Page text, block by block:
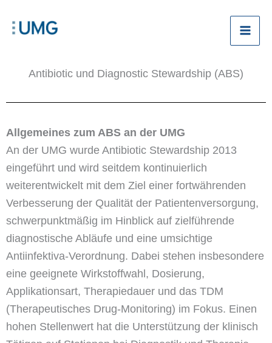
Inhalt
Antibiotic und Diagnostic Stewardship (ABS)
Allgemeines zum ABS an der UMG
An der UMG wurde Antibiotic Stewardship 2013
eingeführt und wird seitdem kontinuierlich
weiterentwickelt mit dem Ziel einer fortwährenden
Verbesserung der Qualität der Patientenversorgung,
schwerpunktmäßig im Hinblick auf zielführende
diagnostische Abläufe und eine umsichtige
Antiinfektiva-Verordnung. Dabei stehen insbesondere
eine geeignete Wirkstoffwahl, Dosierung,
Applikationsart, Therapiedauer und das TDM
(Therapeutisches Drug-Monitoring) im Fokus. Einen
hohen Stellenwert hat die Unterstützung der klinisch